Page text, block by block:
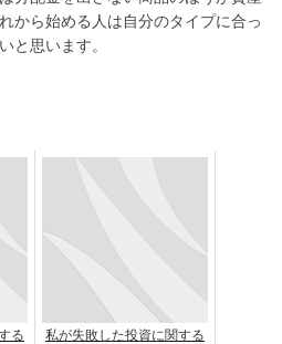
から始める人は自分のタイプに合っ
と思います。
る
私が失敗した投資に関する